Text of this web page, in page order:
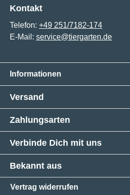
Kontakt
Telefon: +49 251/7182-174
E-Mail: service@tiergarten.de
Informationen
Versand
Zahlungsarten
Verbinde Dich mit uns
Bekannt aus
Vertrag widerrufen